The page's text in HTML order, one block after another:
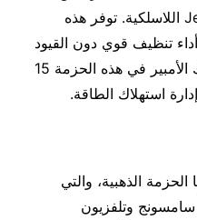
مكنسة سامسونج Jet Stick 60 اللاسلكية. توفر هذه
تنظيف قوي دون القيود
الناتجة عن الأسلاك. يبلغ استهلاك الأمبير في هذه الحزمة 15
الذهبية، والتي
وتلفزيون